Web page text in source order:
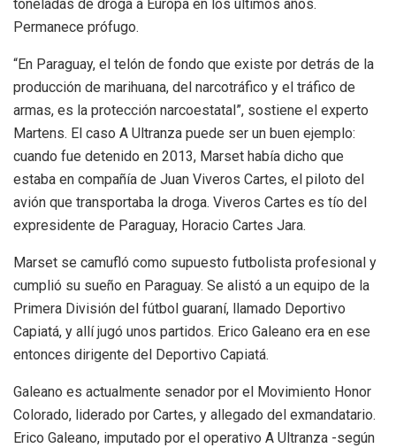
toneladas de droga a Europa en los últimos años.
Permanece prófugo.
“En Paraguay, el telón de fondo que existe por detrás de la
producción de marihuana, del narcotráfico y el tráfico de
armas, es la protección narcoestatal”, sostiene el experto
Martens. El caso A Ultranza puede ser un buen ejemplo:
cuando fue detenido en 2013, Marset había dicho que
estaba en compañía de Juan Viveros Cartes, el piloto del
avión que transportaba la droga. Viveros Cartes es tío del
expresidente de Paraguay, Horacio Cartes Jara.
Marset se camufló como supuesto futbolista profesional y
cumplió su sueño en Paraguay. Se alistó a un equipo de la
Primera División del fútbol guaraní, llamado Deportivo
Capiatá, y allí jugó unos partidos. Erico Galeano era en ese
entonces dirigente del Deportivo Capiatá.
Galeano es actualmente senador por el Movimiento Honor
Colorado, liderado por Cartes, y allegado del exmandatario.
Erico Galeano, imputado por el operativo A Ultranza -según